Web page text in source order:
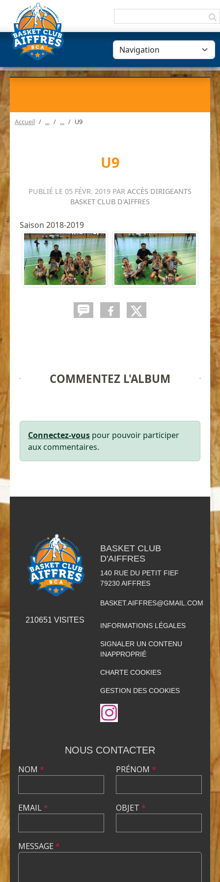
Accueil U9
U9
PUBLIÉ LE 05 FÉVR. 2019 PAR ACCÈS DIRIGEANTS
BASKET CLUB D'AIFFRES
Saison 2018-2019
COMMENTEZ L'ALBUM
Connectez-vous pour pouvoir participer
aux commentaires.
210651 VISITES
BASKET CLUB
D'AIFFRES
140 RUE DU PETIT FIEF
79230AIFFRES
BASKET.AIFFRES@GMAIL.COM
INFORMATIONS LÉGALES
SIGNALER UN CONTENU
INAPPROPRIÉ
CHARTE COOKIES
GESTION DES COOKIES
NOUS CONTACTER
NOM *
EMAIL*
PRÉNOM *
OBJET *
MESSAGE *
Panneau de gestion des cookies